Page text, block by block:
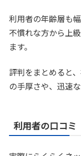
利用者の年齢層も
不慣れな方から上
ます。
評判をまとめると
の手厚さや、迅速
利用者の口コミ